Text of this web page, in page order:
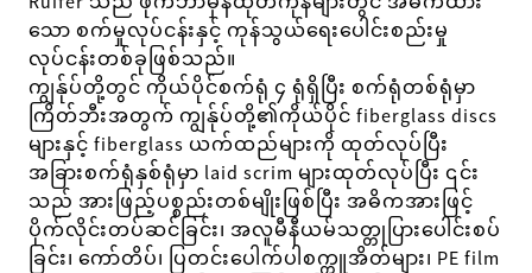
သော စက်မှုလုပ်ငန်းနှင့် ကုန်သွယ်ရေးပေါင်းစည်းမှု
လုပ်ငန်းတစ်ခုဖြစ်သည်။
ကျွန်ုပ်တို့တွင် ကိုယ်ပိုင်စက်ရုံ ၄ ရုံရှိပြီး စက်ရုံတစ်ရုံမှာ
ကြိတ်ဘီးအတွက် ကျွန်ုပ်တို့၏ကိုယ်ပိုင် fiberglass discs
များနှင့် fiberglass ယက်ထည်များကို ထုတ်လုပ်ပြီး
အခြားစက်ရုံနှစ်ရုံမှာ laid scrim များထုတ်လုပ်ပြီး ၎င်း
သည် အားဖြည့်ပစ္စည်းတစ်မျိုးဖြစ်ပြီး အဓိကအားဖြင့်
ပိုက်လိုင်းတပ်ဆင်ခြင်း၊ အလူမီနီယမ်သတ္တုပြားပေါင်းစပ်
ခြင်း၊ ကော်တိပ်၊ ပြတင်းပေါက်ပါစက္ကူအိတ်များ၊ PE film